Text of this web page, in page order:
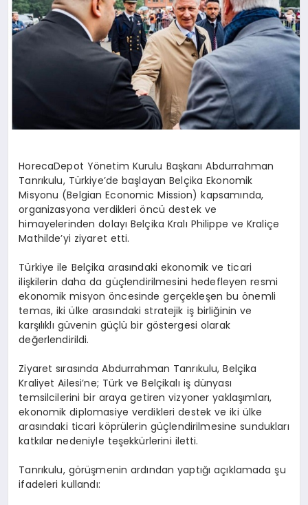
HorecaDepot Yönetim Kurulu Başkanı Abdurrahman
Tanrıkulu, Türkiye’de başlayan Belçika Ekonomik
Misyonu (Belgian Economic Mission) kapsamında,
organizasyona verdikleri öncü destek ve
himayelerinden dolayı Belçika Kralı Philippe ve Kraliçe
Mathilde’yi ziyaret etti.
Türkiye ile Belçika arasındaki ekonomik ve ticari
ilişkilerin daha da güçlendirilmesini hedefleyen resmi
ekonomik misyon öncesinde gerçekleşen bu önemli
temas, iki ülke arasındaki stratejik iş birliğinin ve
karşılıklı güvenin güçlü bir göstergesi olarak
değerlendirildi.
Ziyaret sırasında Abdurrahman Tanrıkulu, Belçika
Kraliyet Ailesi’ne; Türk ve Belçikalı iş dünyası
temsilcilerini bir araya getiren vizyoner yaklaşımları,
ekonomik diplomasiye verdikleri destek ve iki ülke
arasındaki ticari köprülerin güçlendirilmesine sundukları
katkılar nedeniyle teşekkürlerini iletti.
Tanrıkulu, görüşmenin ardından yaptığı açıklamada şu
ifadeleri kullandı: